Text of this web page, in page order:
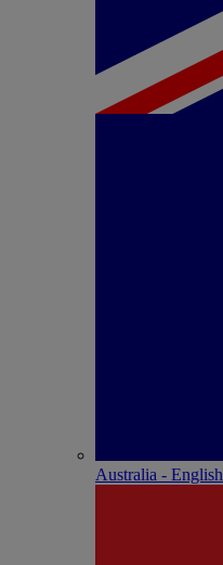
Australia - English